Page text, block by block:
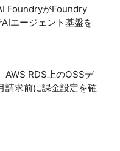
FoundryがFoundry
エージェント基盤を
RDS上のOSSデ
求前に課金設定を確